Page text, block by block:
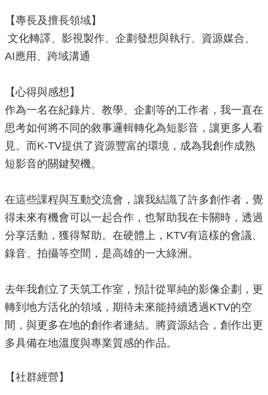
語
詞
彙
Facebook
隱
私
權
及
政
策
政
府
資
料
開
放
宣
告
【專長及擅長領域】
文化轉譯、影視製作、企劃發想與執行、資源媒合、
AI應用、跨域溝通
【心得與感想】
作為一名在紀錄片、教學、企劃等的工作者，我一直在
思考如何將不同的敘事邏輯轉化為短影音，讓更多人看
見。而K-TV提供了資源豐富的環境，成為我創作成熟
短影音的關鍵契機。
在這些課程與互動交流會，讓我結識了許多創作者，覺
得未來有機會可以一起合作，也幫助我在卡關時，透過
分享活動，獲得幫助。在硬體上，KTV有這樣的會議、
錄音、拍攝等空間，是高雄的一大綠洲。
去年我創立了天筑工作室，預計從單純的影像企劃，更
轉到地方活化的領域，期待未來能持續透過KTV的空
間，與更多在地的創作者連結。將資源結合，創作出更
多具備在地溫度與專業質感的作品。
【社群經營】